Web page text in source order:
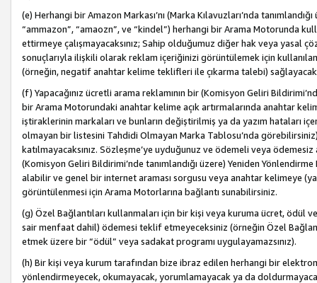
(e) Herhangi bir Amazon Markası’nı (Marka Kılavuzları’nda
“ammazon”, “amaozn”, ve “kindel”) herhangi bir Arama Motorunda
ettirmeye çalışmayacaksınız; Sahip olduğumuz diğer hak veya yasal
sonuçlarıyla ilişkili olarak reklam içeriğinizi görüntülemek için
(örneğin, negatif anahtar kelime teklifleri ile çıkarma talebi)
(f) Yapacağınız ücretli arama reklamının bir (Komisyon Geliri
bir Arama Motorundaki anahtar kelime açık artırmalarında anahtar
iştiraklerinin markaları ve bunların değiştirilmiş ya da yazım hataları
olmayan bir listesini Tahdidi Olmayan Marka Tablosu’nda
katılmayacaksınız. Sözleşme’ye uyduğunuz ve ödemeli veya
(Komisyon Geliri Bildirimi’nde tanımlandığı üzere) Yeniden
alabilir ve genel bir internet araması sorgusu veya anahtar kelimeye
görüntülenmesi için Arama Motorlarına bağlantı sunabilirsiniz.
(g) Özel Bağlantıları kullanmaları için bir kişi veya kuruma ücret, ödül
sair menfaat dahil) ödemesi teklif etmeyeceksiniz (örneğin Özel
etmek üzere bir “ödül” veya sadakat programı uygulayamazsınız).
(h) Bir kişi veya kurum tarafından bize ibraz edilen herhangi bir
yönlendirmeyecek, okumayacak, yorumlamayacak ya da